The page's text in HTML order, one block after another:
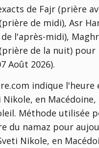
de Fajr (prière
de midi), Asr
l'après-midi),
de la nuit) pour
Août 2026).
indique l'heure
Nikole, en
Méthode utilisée
du namaz pour
Nikole, en